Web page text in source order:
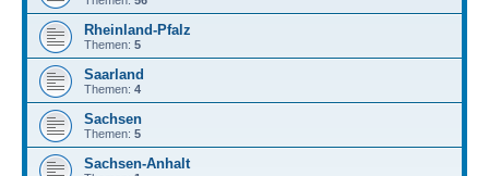
Rheinland-Pfalz
Themen: 5
Saarland
Themen: 4
Sachsen
Themen: 5
Sachsen-Anhalt